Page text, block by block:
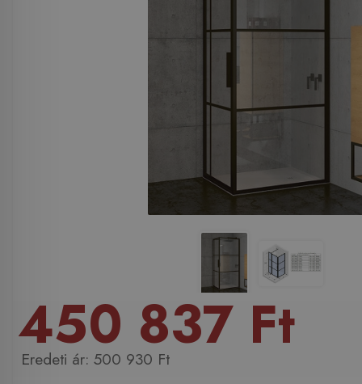
450 837 Ft
500 930 Ft